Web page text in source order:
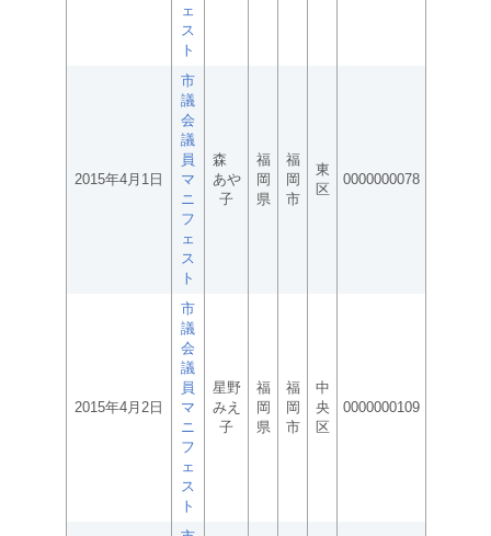
ェ
ス
ト
2015年4月1日
市
議
会
議
員
マ
ニ
フ
ェ
ス
ト
森
あや
子
福
岡
県
福
岡
市
東
区
0000000078
2015年4月2日
市
議
会
議
員
マ
ニ
フ
ェ
ス
ト
星野
みえ
子
福
岡
県
福
岡
市
中
央
区
0000000109